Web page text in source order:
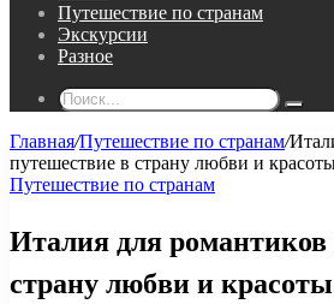
Путешествие по странам
Экскурсии
Разное
Главная/Путешествие по странам/
путешествие в страну любви и
Путешествие по странам
Италия для
страну любви и красоты